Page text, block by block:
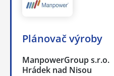
Plánovač výroby
ManpowerGroup s.r.o.
Hrádek nad Nisou